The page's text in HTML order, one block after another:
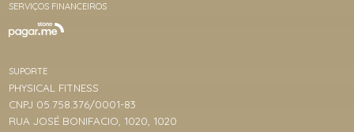
SERVIÇOS FINANCEIROS
SUPORTE
PHYSICAL FITNESS
CNPJ 05.758.376/0001-83
RUA JOSÉ BONIFACIO, 1020, 1020